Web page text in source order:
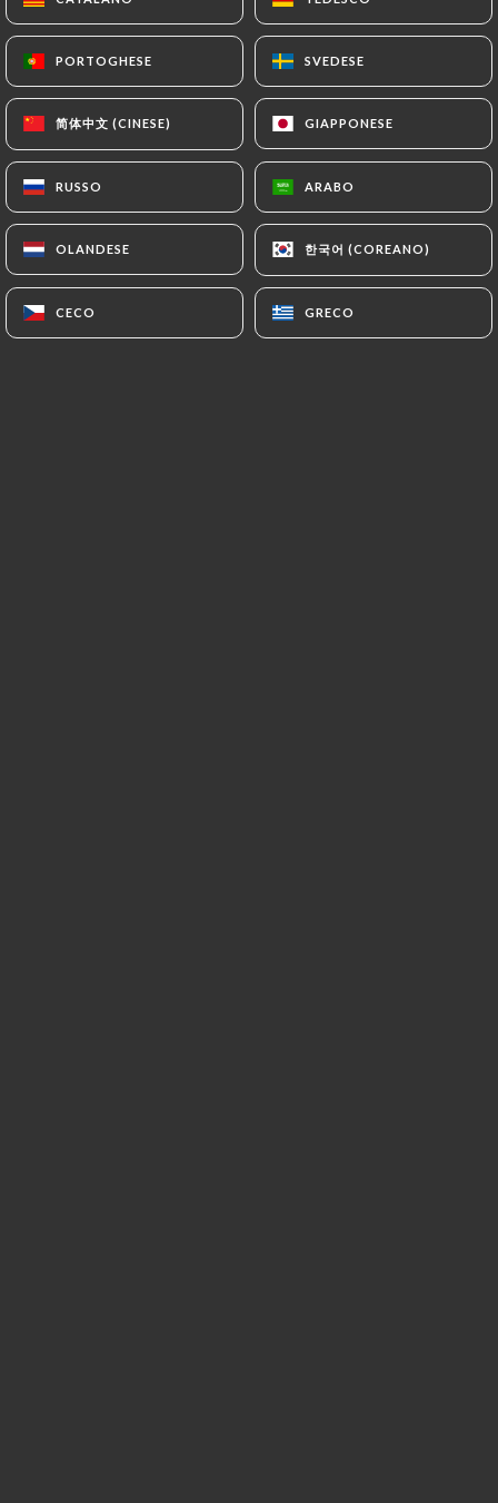
PORTOGHESE SVEDESE
简体中文 (CINESE) GIAPPONESE
RUSSO ARABO
OLANDESE 한국어 (COREANO)
CECO GRECO
PORTOGHESE SVEDESE
简体中文 (CINESE) GIAPPONESE
RUSSO ARABO
OLANDESE 한국어 (COREANO)
CECO GRECO